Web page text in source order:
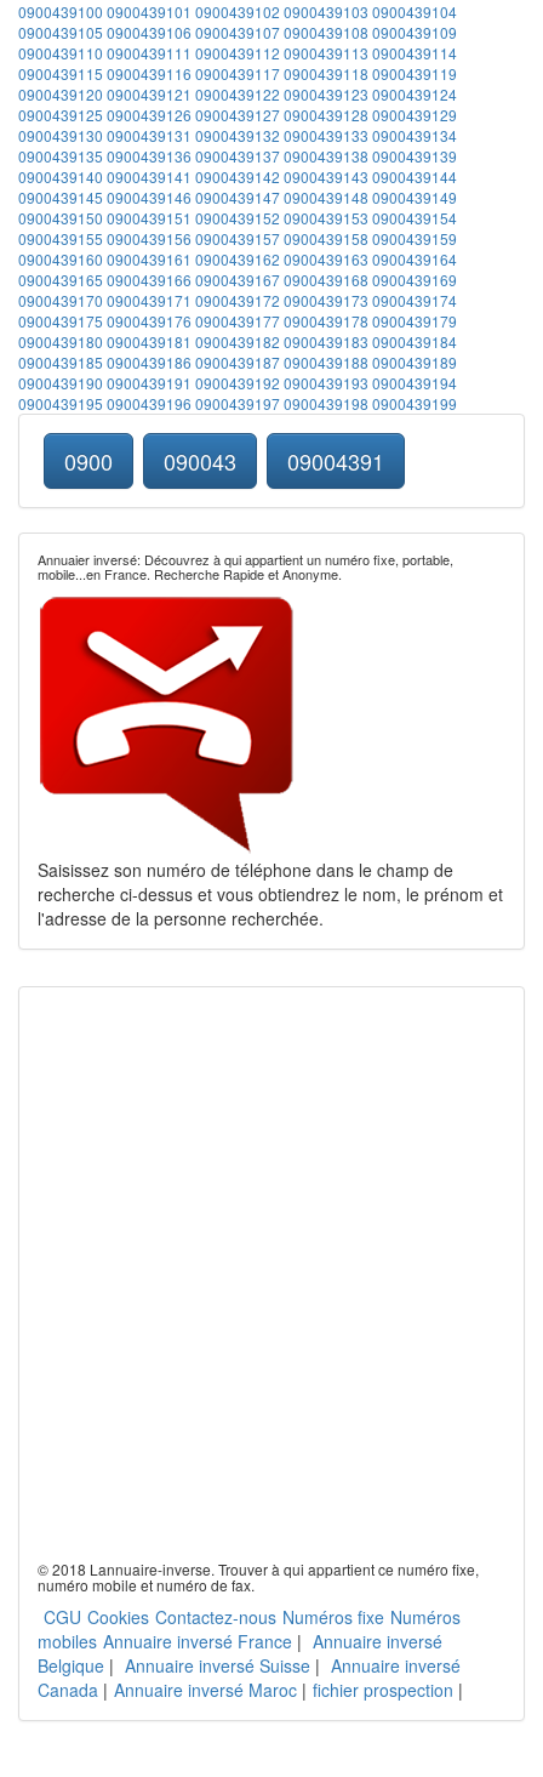
0900439100 0900439101 0900439102 0900439103 0900439104
0900439105 0900439106 09004391070900439108 0900439109
0900439110 0900439111 0900439112 0900439113 0900439114
0900439115 0900439116 09004391170900439118 0900439119
0900439120 0900439121 0900439122 0900439123 0900439124
0900439125 0900439126 09004391270900439128 0900439129
0900439130 0900439131 0900439132 0900439133 0900439134
0900439135 0900439136 09004391370900439138 0900439139
0900439140 0900439141 0900439142 0900439143 0900439144
0900439145 0900439146 09004391470900439148 0900439149
0900439150 0900439151 0900439152 0900439153 0900439154
0900439155 0900439156 09004391570900439158 0900439159
0900439160 0900439161 0900439162 0900439163 0900439164
0900439165 0900439166 09004391670900439168 0900439169
0900439170 0900439171 0900439172 0900439173 0900439174
0900439175 0900439176 09004391770900439178 0900439179
0900439180 0900439181 0900439182 0900439183 0900439184
0900439185 0900439186 09004391870900439188 0900439189
0900439190 0900439191 0900439192 0900439193 0900439194
0900439195 0900439196 09004391970900439198 0900439199
0900 090043 09004391
Annuaier inversé: Découvrez à qui appartient un numéro fixe, portable,
mobile...en France. Recherche Rapide et Anonyme.
Saisissez son numéro de téléphone dans le champ de
recherche ci-dessus et vous obtiendrez le nom, le prénom et
l'adresse de la personne recherchée.
© 2018 Lannuaire-inverse. Trouver à qui appartient ce numéro fixe,
numéro mobile et numéro de fax.
CGU Cookies Contactez-nous Numéros fixe Numéros
mobiles Annuaire inversé France | Annuaire inversé
Belgique | Annuaire inversé Suisse | Annuaire inversé
Canada | Annuaire inversé Maroc | fichier prospection |